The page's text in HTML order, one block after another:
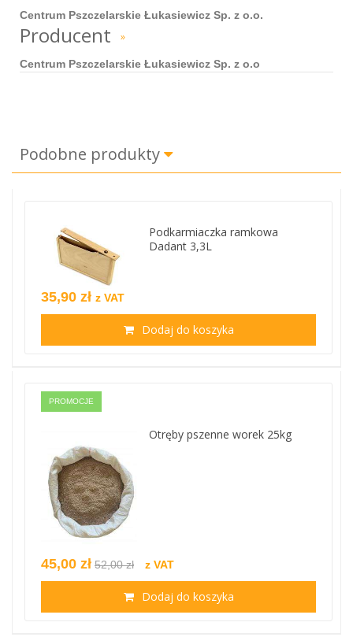
Centrum Pszczelarskie Łukasiewicz Sp. z o.o.
Producent »
Centrum Pszczelarskie Łukasiewicz Sp. z o.o
Podobne produkty
Podkarmiaczka ramkowa
Dadant 3,3L
35,90 zł z VAT
Dodaj do koszyka
PROMOCJE
Otręby pszenne worek 25kg
45,00 zł 52,00 zł z VAT
Dodaj do koszyka